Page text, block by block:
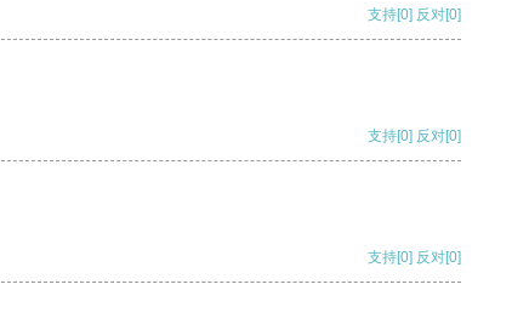
支持[0] 反对[0]
支持[0] 反对[0]
支持[0] 反对[0]